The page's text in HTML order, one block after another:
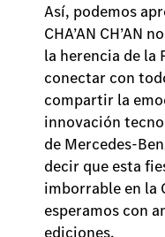
Así, podemos
CHA’AN CH’AN
la herencia de la
conectar con
compartir la
innovación
de Mercedes-
decir que esta
imborrable en la
esperamos con
ediciones.